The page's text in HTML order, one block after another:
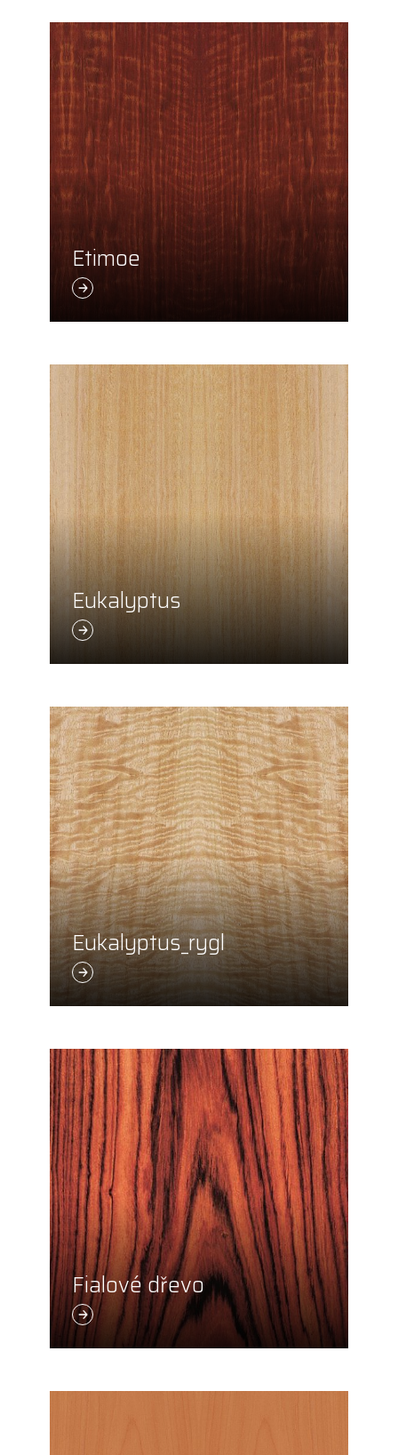
Etimoe
Eukalyptus
Eukalyptus_rygl
Fialové dřevo